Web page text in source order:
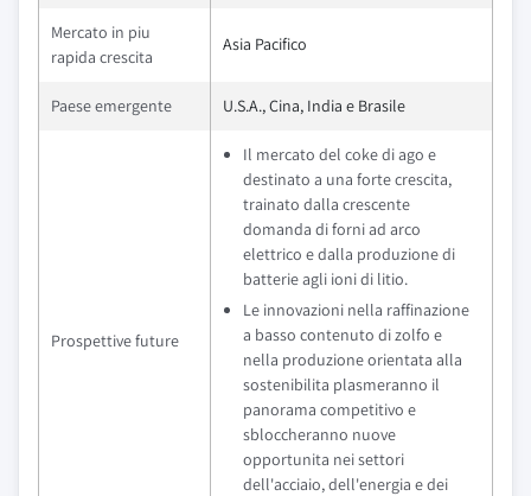
Mercato in piu
rapida crescita
Asia Pacifico
Paese emergente U.S.A., Cina, India e Brasile
Prospettive future
Il mercato del coke di ago e
destinato a una forte crescita,
trainato dalla crescente
domanda di forni ad arco
elettrico e dalla produzione di
batterie agli ioni di litio.
Le innovazioni nella raffinazione
a basso contenuto di zolfo e
nella produzione orientata alla
sostenibilita plasmeranno il
panorama competitivo e
sbloccheranno nuove
opportunita nei settori
dell'acciaio, dell'energia e dei